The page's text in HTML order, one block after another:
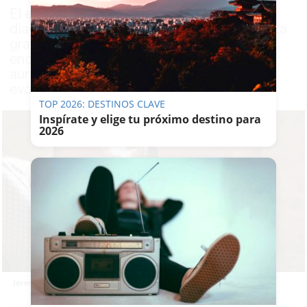
El expresentador de 'Top Gear' conocía el
diagnóstico desde mayo y ha contado en 'La
granja de Clarkson' que la enfermedad se
encuentra en una fase "muy temprana",
aunque una parte del tratamiento no ha
evolucionado según lo previsto
Jeremy Clarkson revela que tiene un cáncer de próstata "agresivo".
TOP 2026: DESTINOS CLAVE
Inspírate y elige tu próximo destino para
2026